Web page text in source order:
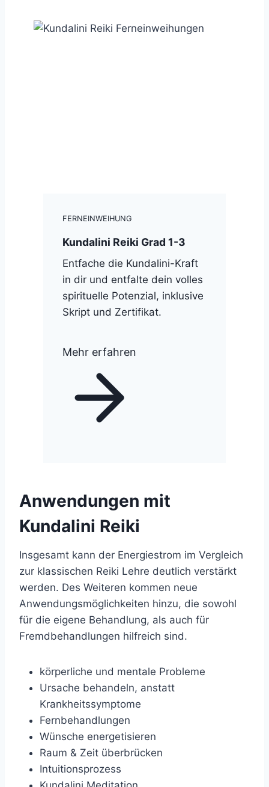
FERNEINWEIHUNG
Kundalini Reiki Grad 1-3
Entfache die Kundalini-Kraft
in dir und entfalte dein volles
spirituelle Potenzial, inklusive
Skript und Zertifikat.
Mehr erfahren
Anwendungen mit
Kundalini Reiki
Insgesamt kann der Energiestrom im Vergleich
zur klassischen Reiki Lehre deutlich verstärkt
werden. Des Weiteren kommen neue
Anwendungsmöglichkeiten hinzu, die sowohl
für die eigene Behandlung, als auch für
Fremdbehandlungen hilfreich sind.
körperliche und mentale Probleme
Ursache behandeln, anstatt
Krankheitssymptome
Fernbehandlungen
Wünsche energetisieren
Raum & Zeit überbrücken
Intuitionsprozess